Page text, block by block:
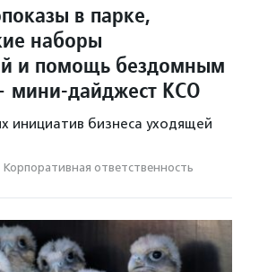
в парке,
наборы
и помощь бездомным
дайджест КСО
инициатив бизнеса уходящей
Корпоративная ответственность